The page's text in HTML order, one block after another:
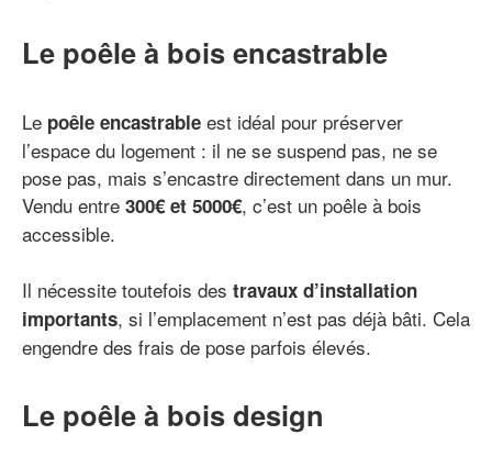
Le poêle à bois encastrable
Le poêle encastrable est idéal pour préserver
l’espace du logement : il ne se suspend pas, ne se
pose pas, mais s’encastre directement dans un mur.
Vendu entre 300€ et 5000€, c’est un poêle à bois
accessible.
Il nécessite toutefois des travaux d’installation
importants, si l’emplacement n’est pas déjà bâti. Cela
engendre des frais de pose parfois élevés.
Le poêle à bois design